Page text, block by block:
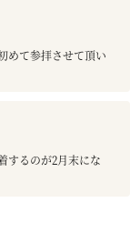
めて参拝させて頂い
するのが2月末にな